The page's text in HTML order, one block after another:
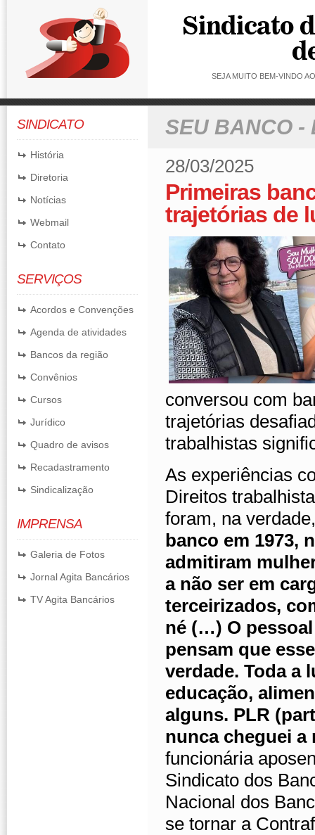
SEJA MUITO BEM-VINDO
SINDICATO
História
Diretoria
Notícias
Webmail
Contato
SERVIÇOS
Acordos e Convenções
Agenda de atividades
Bancos da região
Convênios
Cursos
Jurídico
Quadro de avisos
Recadastramento
Sindicalização
IMPRENSA
Galeria de Fotos
Jornal Agita Bancários
TV Agita Bancários
SEU BANCO -
28/03/2025
Primeiras
trajetórias de
conversou com
trajetórias
trabalhistas
As experiências
Direitos
foram, na
banco em 1973,
admitiram
a não ser em
terceirizados,
né (…) O
pensam que
verdade. Toda a
educação,
alguns. PLR
nunca cheguei a
funcionária
Sindicato dos
Nacional dos
se tornar a